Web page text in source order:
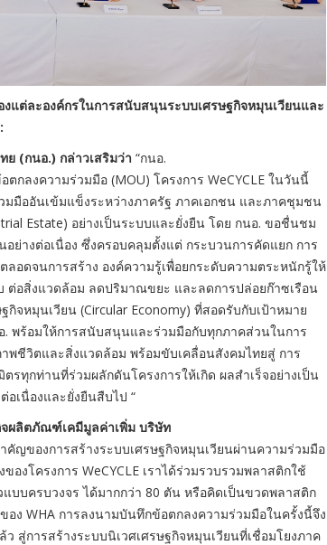
แต่ละองค์กรในการสนับสนุนระบบเศรษฐกิจหมุนเวียนและ
ย (กนอ.) กล่าวเสริมว่า “กนอ.
ลงความร่วมมือ (MOU) โครงการ WeCYCLE ในวันนี้
มืออันเข้มแข็งระหว่างภาครัฐ ภาคเอกชน และภาคชุมชน
Estate) อย่างเป็นระบบและยั่งยืน โดย กนอ. ขอชื่นชม
ย่างต่อเนื่อง ซึ่งครอบคลุมตั้งแต่ กระบวนการคัดแยก การ
อดจนการสร้าง องค์ความรู้เพื่อยกระดับความตระหนักรู้ให้
ต่อสิ่งแวดล้อม ลดปริมาณขยะ และลดการปล่อยก๊าซเรือน
จหมุนเวียน (Circular Economy) ที่สอดรับกับเป้าหมาย
พร้อมให้การสนับสนุนและร่วมมือกับทุกภาคส่วนในการ
พชีวิตและสิ่งแวดล้อม พร้อมขับเคลื่อนสังคมไทยสู่ การ
ทุกท่านที่ร่วมผลักดันโครงการให้เกิด ผลสำเร็จอย่างเป็น
อเนื่องและยั่งยืนสืบไป “
ผลิตภัณฑ์เคมีมูลค่าเพิ่ม บริษัท
คัญของการสร้างระบบเศรษฐกิจหมุนเวียนผ่านความร่วมมือ
งโครงการ WeCYCLE เราได้ร่วมรวบรวมพลาสติกใช้
บบครบวงจร ได้มากกว่า 80 ตัน หรือคิดเป็นขวดพลาสติก
ง WHA การลงนามบันทึกข้อตกลงความร่วมมือในครั้งนี้จึง
สู่การสร้างระบบนิเวศเศรษฐกิจหมุนเวียนที่เชื่อมโยงภาค